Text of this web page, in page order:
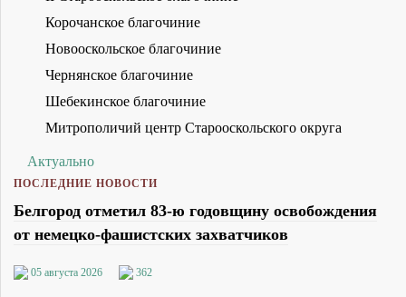
Корочанское благочиние
Новооскольское благочиние
Чернянское благочиние
Шебекинское благочиние
Митрополичий центр Старооскольского округа
Актуально
ПОСЛЕДНИЕ НОВОСТИ
Белгород отметил 83-ю годовщину освобождения
от немецко-фашистских захватчиков
05 августа 2026 362